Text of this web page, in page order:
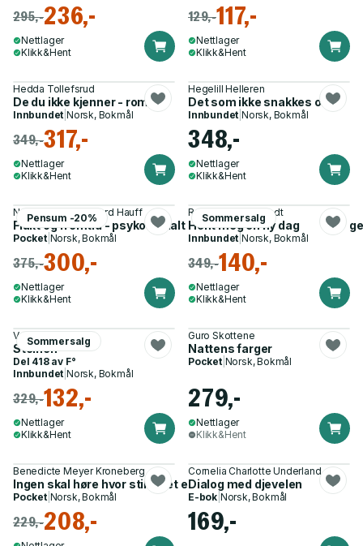
295,-236,-
Nettlager
Klikk&Hent
129,-117,-
Nettlager
Klikk&Hent
Hedda Tollefsrud
De du ikke kjenner - roman
Innbundet |Norsk, Bokmål
349,-317,-
Nettlager
Klikk&Hent
Hegelill Helleren
Det som ikke snakkes om
Innbundet |Norsk, Bokmål
348,-
Nettlager
Klikk&Hent
Pensum -20%
Nora Sveaass, Edvard Hauff
Flukt og fremtid - psykososialt arbeid og terapi med
Pocket| Norsk, Bokmål
375,-300,-
Nettlager
Klikk&Hent
Sommersalg
Rakel Lima Fjelltvedt
Hent meg en ny dag
Innbundet |Norsk, Bokmål
349,-140,-
Nettlager
Klikk&Hent
Sommersalg
Vegard Sæteren
Steinen
Del 418 av F°
Innbundet |Norsk, Bokmål
329,-132,-
Nettlager
Klikk&Hent
Guro Skottene
Nattens farger
Pocket| Norsk, Bokmål
279,-
Nettlager
Klikk&Hent
Benedicte Meyer Kroneberg
Ingen skal høre hvor stille det er
Pocket| Norsk, Bokmål
229,-208,-
Cornelia Charlotte Underland
Dialog med djevelen
E-bok Norsk, Bokmål
169,-